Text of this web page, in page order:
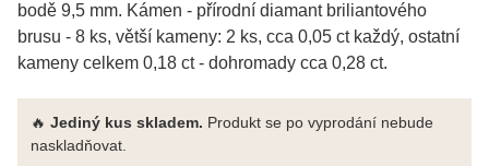
bodě 9,5 mm. Kámen - přírodní diamant briliantového
brusu - 8 ks, větší kameny: 2 ks, cca 0,05 ct každý, ostatní
kameny celkem 0,18 ct - dohromady cca 0,28 ct.
🔥 Jediný kus skladem. Produkt se po vyprodání nebude
naskladňovat.